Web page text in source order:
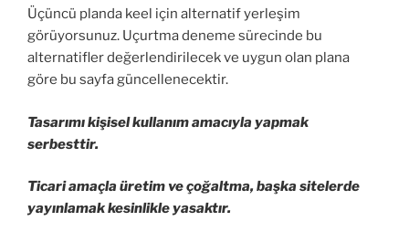
Üçüncü planda keel için alternatif yerleşim
görüyorsunuz. Uçurtma deneme sürecinde bu
alternatifler değerlendirilecek ve uygun olan plana
göre bu sayfa güncellenecektir.
Tasarımı kişisel kullanım amacıyla yapmak
serbesttir.
Ticari amaçla üretim ve çoğaltma, başka sitelerde
yayınlamak kesinlikle yasaktır.